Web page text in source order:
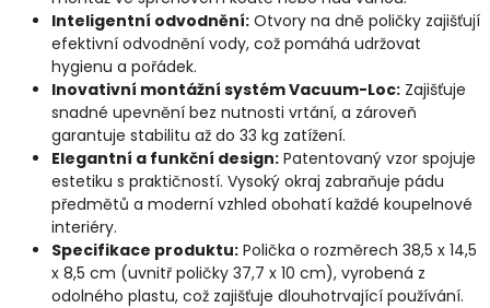
Inteligentní odvodnění: Otvory na dně poličky zajišťují
efektivní odvodnění vody, což pomáhá udržovat
hygienu a pořádek.
Inovativní montážní systém Vacuum-Loc: Zajišťuje
snadné upevnění bez nutnosti vrtání, a zároveň
garantuje stabilitu až do 33 kg zatížení.
Elegantní a funkční design: Patentovaný vzor spojuje
estetiku s praktičností. Vysoký okraj zabraňuje pádu
předmětů a moderní vzhled obohatí každé koupelnové
interiéry.
Specifikace produktu: Polička o rozměrech 38,5 x 14,5
x 8,5 cm (uvnitř poličky 37,7 x 10 cm), vyrobená z
odolného plastu, což zajišťuje dlouhotrvající používání.